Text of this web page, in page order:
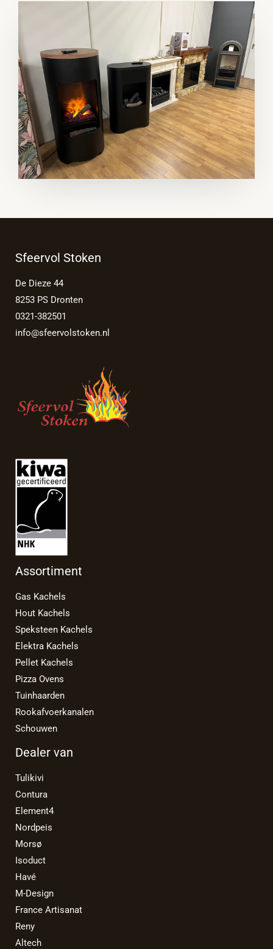
Sfeervol Stoken
De Dieze 44
8253 PS Dronten
0321-382501
info@sfeervolstoken.nl
Assortiment
Gas Kachels
Hout Kachels
Speksteen Kachels
Elektra Kachels
Pellet Kachels
Pizza Ovens
Tuinhaarden
Rookafvoerkanalen
Schouwen
Dealer van
Tulikivi
Contura
Element4
Nordpeis
Morsø
Isoduct
Havé
M-Design
France Artisanat
Reny
Altech